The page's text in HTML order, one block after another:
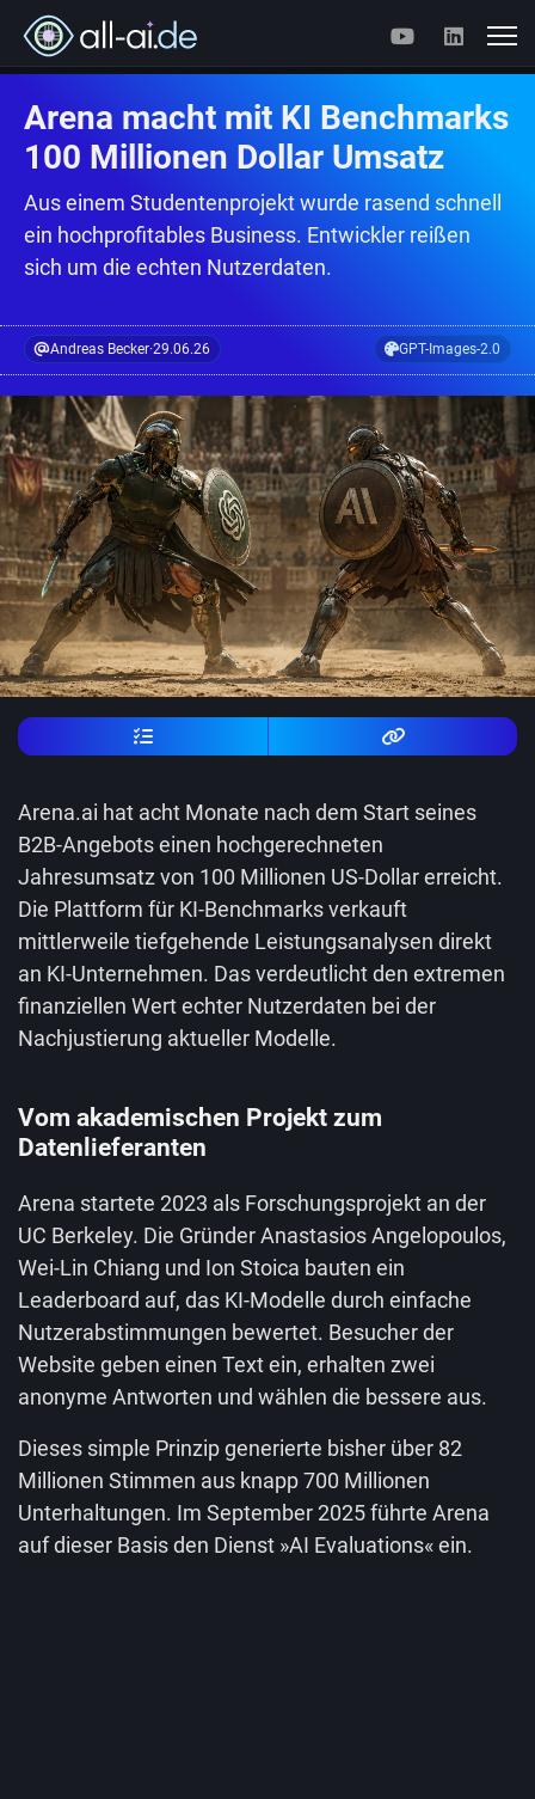
Arena macht mit KI Benchmarks
100 Millionen Dollar Umsatz
Aus einem Studentenprojekt wurde rasend schnell
ein hochprofitables Business. Entwickler reißen
sich um die echten Nutzerdaten.
Andreas Becker·29.06.26 GPT-Images-2.0
Arena.ai hat acht Monate nach dem Start seines
B2B-Angebots einen hochgerechneten
Jahresumsatz von 100 Millionen US-Dollar erreicht.
Die Plattform für KI-Benchmarks verkauft
mittlerweile tiefgehende Leistungsanalysen direkt
an KI-Unternehmen. Das verdeutlicht den extremen
finanziellen Wert echter Nutzerdaten bei der
Nachjustierung aktueller Modelle.
Vom akademischen Projekt zum
Datenlieferanten
Arena startete 2023 als Forschungsprojekt an der
UC Berkeley. Die Gründer Anastasios Angelopoulos,
Wei-Lin Chiang und Ion Stoica bauten ein
Leaderboard auf, das KI-Modelle durch einfache
Nutzerabstimmungen bewertet. Besucher der
Website geben einen Text ein, erhalten zwei
anonyme Antworten und wählen die bessere aus.
Dieses simple Prinzip generierte bisher über 82
Millionen Stimmen aus knapp 700 Millionen
Unterhaltungen. Im September 2025 führte Arena
auf dieser Basis den Dienst »AI Evaluations« ein.